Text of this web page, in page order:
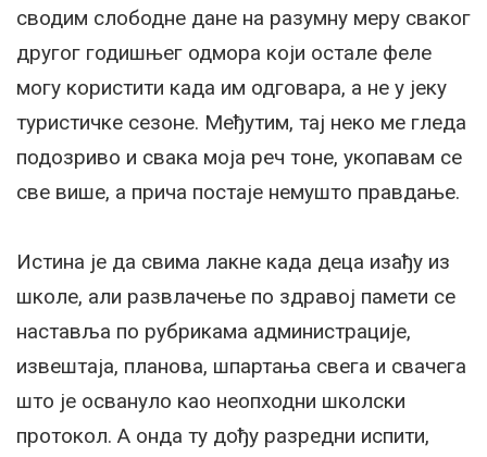
сводим слободне дане на разумну меру сваког
другог годишњег одмора који остале феле
могу користити када им одговара, а не у јеку
туристичке сезоне. Међутим, тај неко ме гледа
подозриво и свака моја реч тоне, укопавам се
све више, а прича постаје немушто правдање.
Истина је да свима лакне када деца изађу из
школе, али развлачење по здравој памети се
наставља по рубрикама администрације,
извештаја, планова, шпартања свега и свачега
што је освануло као неопходни школски
протокол. А онда ту дођу разредни испити,